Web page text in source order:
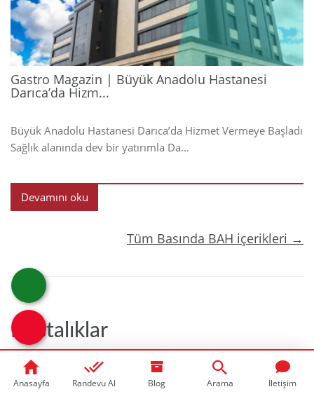
Gastro Magazin | Büyük Anadolu Hastanesi
Darıca’da Hizm...
Büyük Anadolu Hastanesi Darıca’da Hizmet Vermeye Başladı
Sağlık alanında dev bir yatırımla Da...
Devamını oku
Tüm Basında BAH içerikleri →
Hastalıklar
Anasayfa Randevu Al Blog Arama İletişim